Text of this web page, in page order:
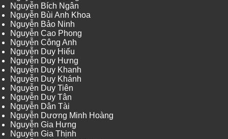
Nguyễn Bích Ngân
Nguyễn Bùi Anh Khoa
Nguyễn Bảo Ninh
Nguyễn Cao Phong
Nguyễn Công Anh
Nguyễn Duy Hiếu
Nguyễn Duy Hưng
Nguyễn Duy Khanh
Nguyễn Duy Khánh
Nguyễn Duy Tiên
Nguyễn Duy Tân
Nguyễn Dân Tài
Nguyễn Dương Minh Hoàng
Nguyễn Gia Hưng
Nguyễn Gia Thịnh